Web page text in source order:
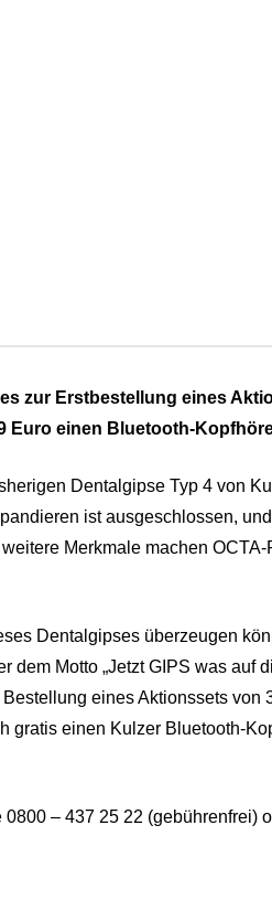
zur Erstbestellung eines
Euro einen Bluetooth-
Dentalgipse Typ 4 von
ist ausgeschlossen,
Merkmale machen
Dentalgipses überzeugen
Motto „Jetzt GIPS was auf
eines Aktionssets von
einen Kulzer Bluetooth-
– 437 25 22 (gebührenfrei)